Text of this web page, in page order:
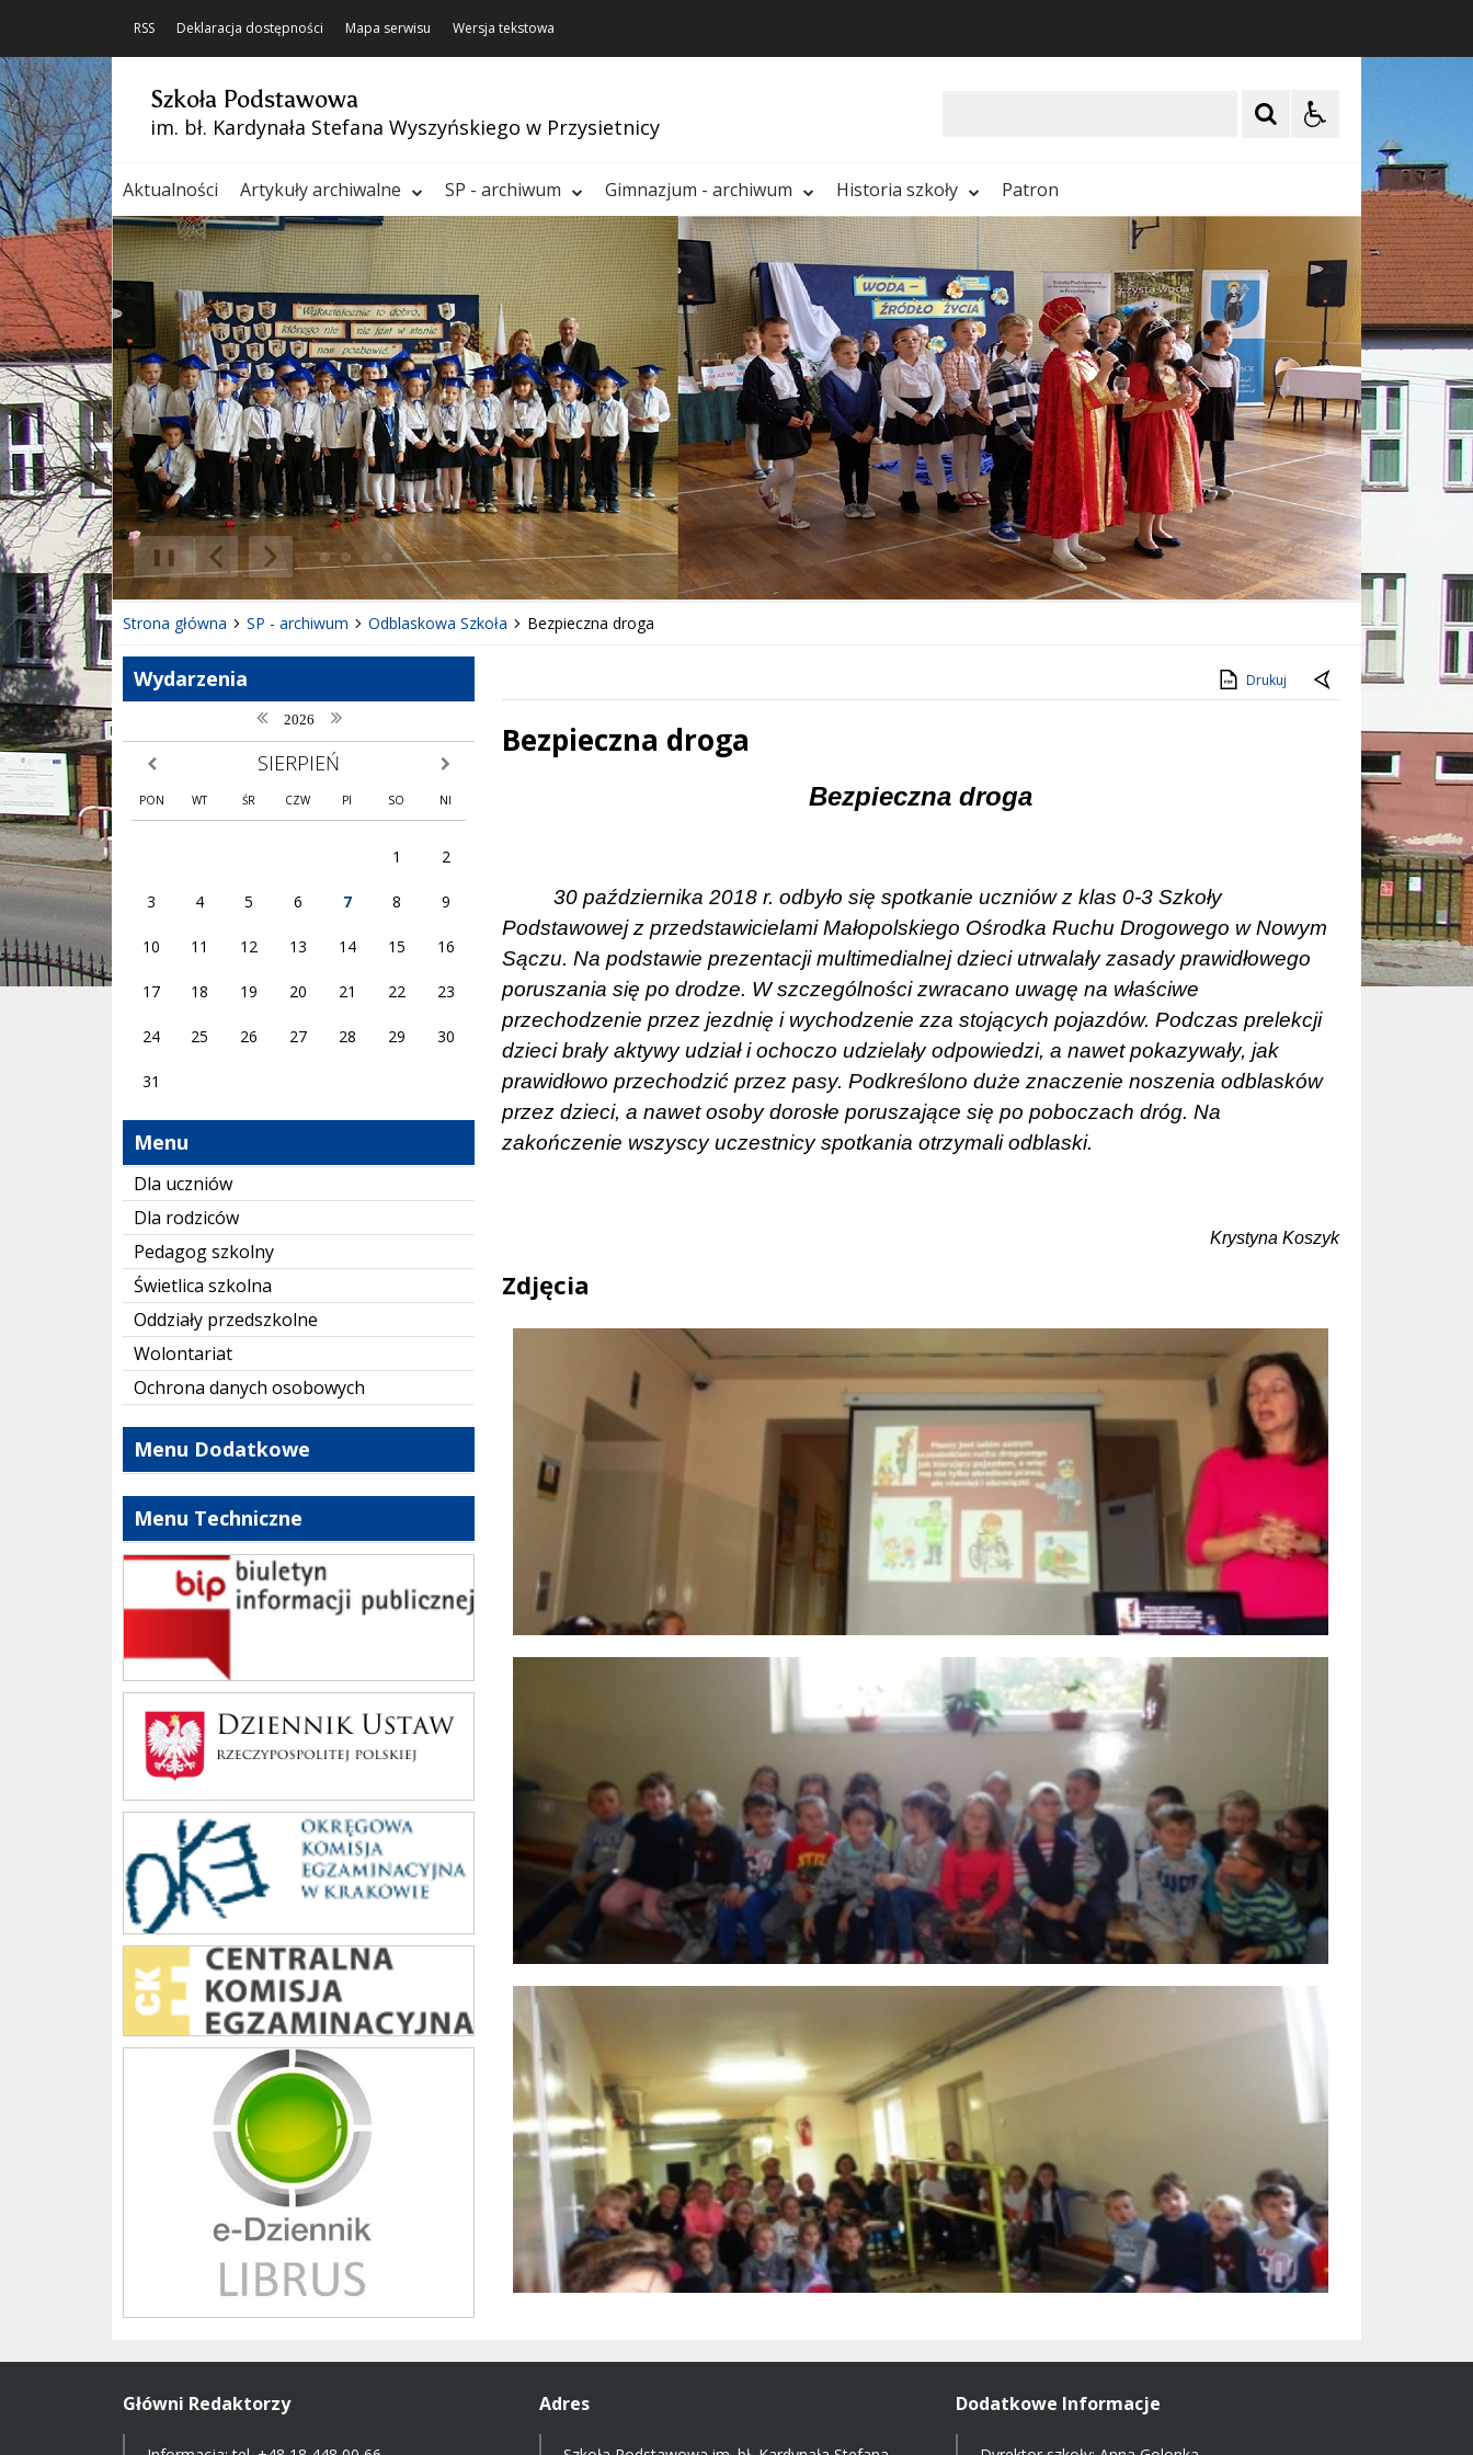
RSS Deklaracja dostępności Mapa serwisu Wersja tekstowa
Szkoła Podstawowa
im. bł. Kardynała Stefana Wyszyńskiego w Przysietnicy
Aktualności Artykuły archiwalne SP - archiwum Gimnazjum - archiwum Historia szkoły Patron
Poprzedni Element
Następny Element
❚❚
Strona główna SP - archiwum Odblaskowa Szkoła Bezpieczna droga
Wydarzenia
poprzedni rok
2026 następny rok
poprzedni miesiąc SIERPIEŃ następny miesiąc
PON WT ŚR CZW PI SO NI
1 2
3 4 5 6 7 8 9
10 11 12 13 14 15 16
17 18 19 20 21 22 23
24 25 26 27 28 29 30
31
Menu
Dla uczniów
Dla rodziców
Pedagog szkolny
Świetlica szkolna
Oddziały przedszkolne
Wolontariat
Ochrona danych osobowych
Menu Dodatkowe
Menu Techniczne
bip szkoły
Dziennik Polski
oke_krakow
cke
Librus szkoła
Drukuj
Bezpieczna droga
Bezpieczna droga
30 października 2018 r. odbyło się spotkanie uczniów z klas 0-3 Szkoły
Podstawowej z przedstawicielami Małopolskiego Ośrodka Ruchu Drogowego w Nowym
Sączu. Na podstawie prezentacji multimedialnej dzieci utrwalały zasady prawidłowego
poruszania się po drodze. W szczególności zwracano uwagę na właściwe
przechodzenie przez jezdnię i wychodzenie zza stojących pojazdów. Podczas prelekcji
dzieci brały aktywy udział i ochoczo udzielały odpowiedzi, a nawet pokazywały, jak
prawidłowo przechodzić przez pasy. Podkreślono duże znaczenie noszenia odblasków
przez dzieci, a nawet osoby dorosłe poruszające się po poboczach dróg. Na
zakończenie wszyscy uczestnicy spotkania otrzymali odblaski.
Krystyna Koszyk
Zdjęcia
Główni Redaktorzy Adres Dodatkowe Informacje